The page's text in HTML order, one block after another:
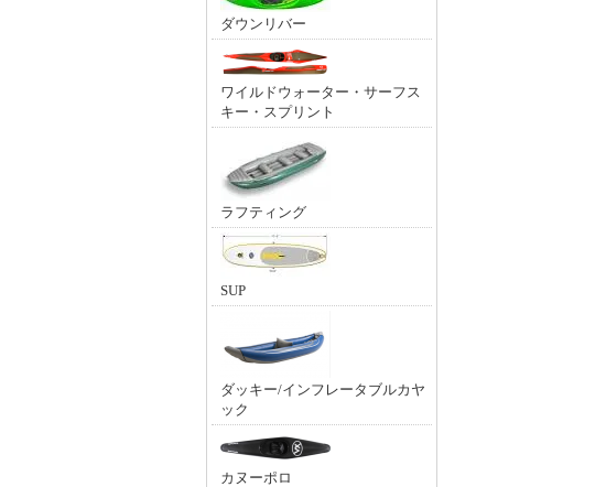
ダウンリバー
ワイルドウォーター・サーフス
キー・スプリント
ラフティング
SUP
ダッキー/インフレータブルカヤ
ック
カヌーポロ